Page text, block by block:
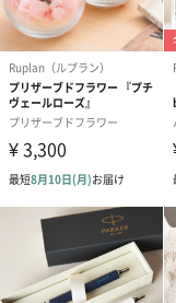
結婚祝い（結婚御祝）
（110円）